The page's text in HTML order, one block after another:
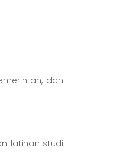
dan
latihan studi